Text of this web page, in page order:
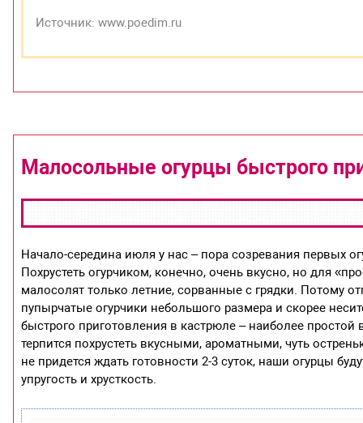
Источник: www.poedim.ru
Малосольные огурцы быстрого
Начало-середина июля у нас – пора созревания первых
Похрустеть огурчиком, конечно, очень вкусно, но для
малосолят только летние, сорванные с грядки. Потому
пупырчатые огурчики небольшого размера и скорее
быстрого приготовления в кастрюле – наиболее
терпится похрустеть вкусными, ароматными, чуть
не придется ждать готовности 2-3 суток, наши огурцы
упругость и хрусткость.